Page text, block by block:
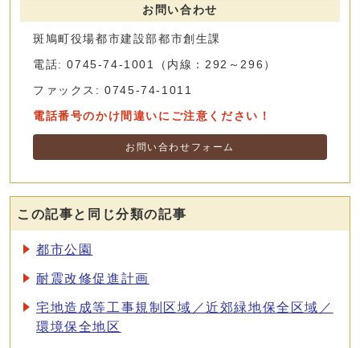
お問い合わせ
斑鳩町役場都市建設部都市創生課
電話: 0745-74-1001（内線：292～296）
ファックス: 0745-74-1011
電話番号のかけ間違いにご注意ください！
お問い合わせフォーム
この記事と同じ分類の記事
都市公園
耐震改修促進計画
宅地造成等工事規制区域／近郊緑地保全区域／
環境保全地区